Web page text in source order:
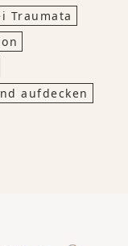
Traumata
aufdecken